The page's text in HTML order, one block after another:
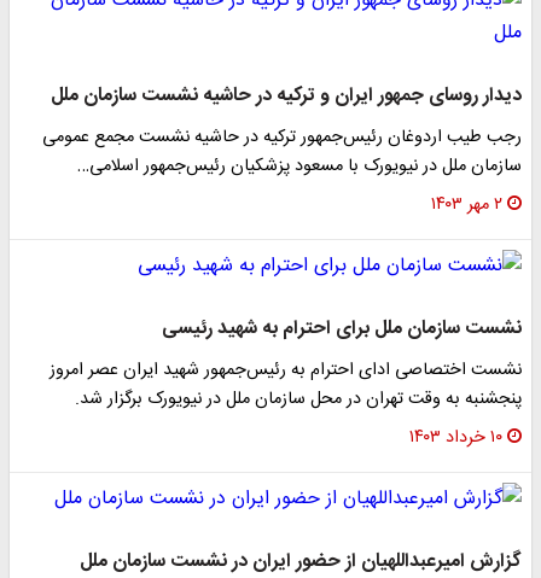
دیدار روسای جمهور ایران و ترکیه در حاشیه نشست سازمان ملل
رجب طیب اردوغان رئیس‌جمهور ترکیه در حاشیه نشست مجمع عمومی
سازمان ملل در نیویورک با مسعود پزشکیان رئیس‌جمهور اسلامی…
۲ مهر ۱۴۰۳
نشست سازمان ملل برای احترام به شهید رئیسی
نشست اختصاصی ادای احترام به رئیس‌جمهور شهید ایران عصر امروز
پنجشنبه به وقت تهران در محل سازمان ملل در نیویورک برگزار شد.
۱۰ خرداد ۱۴۰۳
گزارش امیرعبداللهیان از حضور ایران در نشست سازمان ملل